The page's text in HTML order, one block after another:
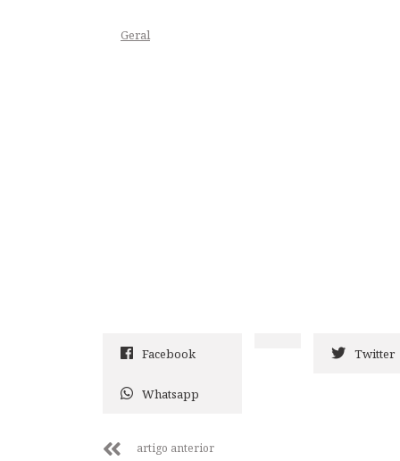
Geral
Facebook Twitter
Whatsapp
artigo anterior